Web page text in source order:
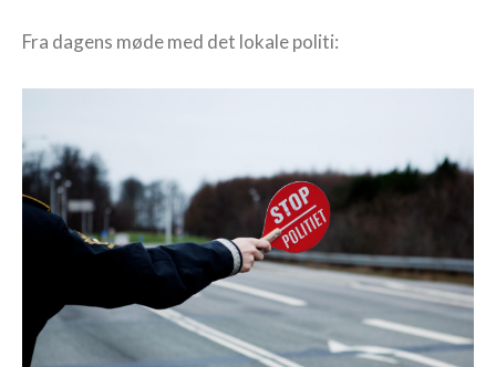
Fra dagens møde med det lokale politi: